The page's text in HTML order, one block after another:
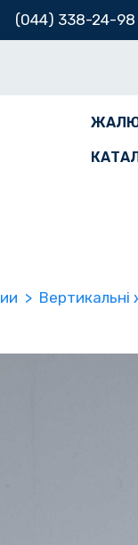
(044) 338-24-98
Вертикальні